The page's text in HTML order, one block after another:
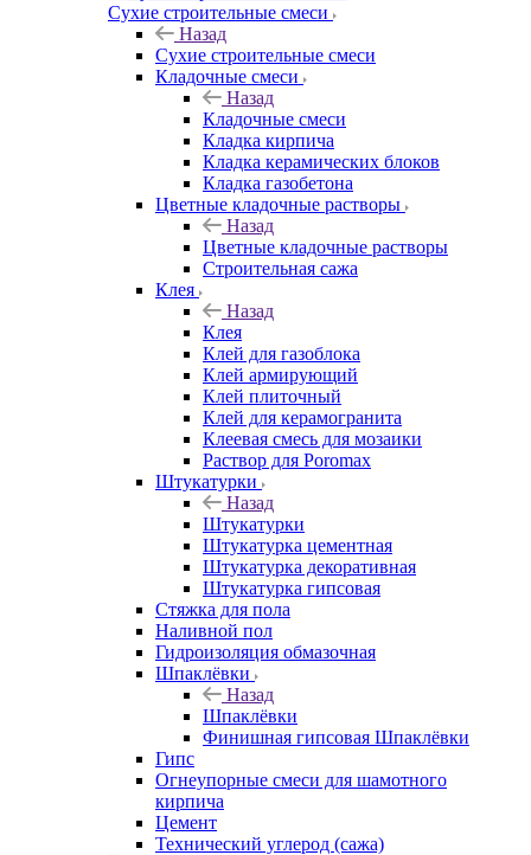
Сухие строительные смеси
Назад
Сухие строительные смеси
Кладочные смеси
Назад
Кладочные смеси
Кладка кирпича
Кладка керамических блоков
Кладка газобетона
Цветные кладочные растворы
Назад
Цветные кладочные растворы
Строительная сажа
Клея
Назад
Клея
Клей для газоблока
Клей армирующий
Клей плиточный
Клей для керамогранита
Клеевая смесь для мозаики
Раствор для Poromax
Штукатурки
Назад
Штукатурки
Штукатурка цементная
Штукатурка декоративная
Штукатурка гипсовая
Стяжка для пола
Наливной пол
Гидроизоляция обмазочная
Шпаклёвки
Назад
Шпаклёвки
Финишная гипсовая Шпаклёвки
Гипс
Огнеупорные смеси для шамотного
кирпича
Цемент
Технический углерод (сажа)